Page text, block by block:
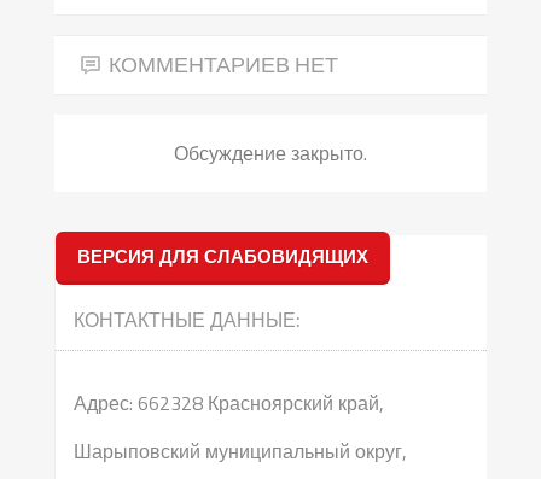
КОММЕНТАРИЕВ НЕТ
Обсуждение закрыто.
ВЕРСИЯ ДЛЯ СЛАБОВИДЯЩИХ
КОНТАКТНЫЕ ДАННЫЕ:
Адрес: 662328 Красноярский край,
Шарыповский муниципальный округ,